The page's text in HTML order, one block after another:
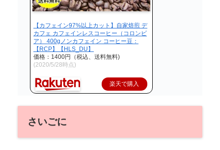
【カフェイン97%以上カット】自家焙煎 デ
カフェ カフェインレスコーヒー（コロンビ
ア） 400gノンカフェイン コーヒー豆：
【RCP】【HLS_DU】
価格：1400円（税込、送料無料)
(2020/5/28時点)
楽天で購入
さいごに